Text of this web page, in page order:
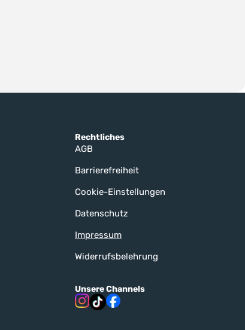
Rechtliches
AGB
Barrierefreiheit
Cookie-Einstellungen
Datenschutz
Impressum
Widerrufsbelehrung
Unsere Channels